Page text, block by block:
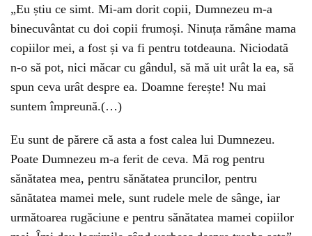
„Eu știu ce simt. Mi-am dorit copii, Dumnezeu m-a
binecuvântat cu doi copii frumoși. Ninuța rămâne mama
copiilor mei, a fost și va fi pentru totdeauna. Niciodată
n-o să pot, nici măcar cu gândul, să mă uit urât la ea, să
spun ceva urât despre ea. Doamne ferește! Nu mai
suntem împreună.(…)
Eu sunt de părere că asta a fost calea lui Dumnezeu.
Poate Dumnezeu m-a ferit de ceva. Mă rog pentru
sănătatea mea, pentru sănătatea pruncilor, pentru
sănătatea mamei mele, sunt rudele mele de sânge, iar
următoarea rugăciune e pentru sănătatea mamei copiilor